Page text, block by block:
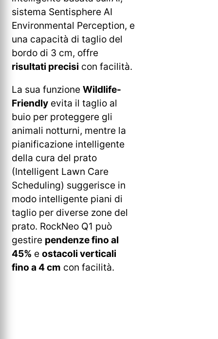
sistema Sentisphere AI
Environmental Perception, e
una capacità di taglio del
bordo di 3 cm, offre
risultati precisi con facilità.
La sua funzione Wildlife-
Friendly evita il taglio al
buio per proteggere gli
animali notturni, mentre la
pianificazione intelligente
della cura del prato
(Intelligent Lawn Care
Scheduling) suggerisce in
modo intelligente piani di
taglio per diverse zone del
prato. RockNeo Q1 può
gestire pendenze fino al
45% e ostacoli verticali
fino a 4 cm con facilità.